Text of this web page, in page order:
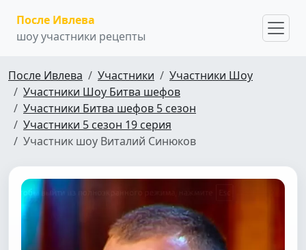
После Ивлева
шоу участники рецепты
После Ивлева Участники
Участники Шоу
Участники Шоу Битва шефов
Участники Битва шефов 5 сезон
Участники 5 сезон 19 серия
Участник шоу Виталий Синюков